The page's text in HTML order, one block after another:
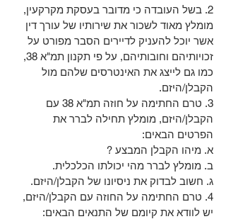
2. בשל העובדה כי מדובר בעסקת מקרקעין,
מומלץ מאוד לשכור את שירותיו של עורך דין
אשר יוכל להעניק לדיירים הסבר מפורט על
זכויותיהם וחובותיהם, על פי תקנון תמ"א 38,
כמו גם לייצג את האינטרסים שלהם מול
הקבלן/היזם.
3. טרם החתימה על חוזה תמ"א 38 עם
הקבלן/היזם, מומלץ תחילה לברר את
הפרטים הבאים:
א. מיהו הקבלן המבצע ?
ב. מומלץ לברר מהי יכולתו הכלכלית.
ג. חשוב לבדוק את ניסיונו של הקבלן/היזם.
4. טרם החתימה על החוזה עם הקבלן/היזם,
יש לוודא את קיומם של התנאים הבאים: